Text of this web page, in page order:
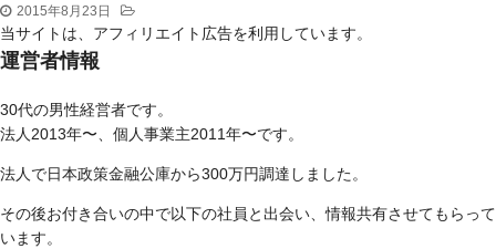
2015年8月23日
当サイトは、アフィリエイト広告を利用しています。
運営者情報
30代の男性経営者です。
法人2013年〜、個人事業主2011年〜です。
法人で日本政策金融公庫から300万円調達しました。
その後お付き合いの中で以下の社員と出会い、情報共有させてもらって
います。